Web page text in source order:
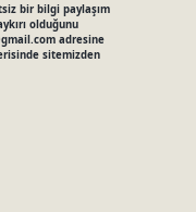
bir bilgi paylaşım
olduğunu
adresine
sitemizden